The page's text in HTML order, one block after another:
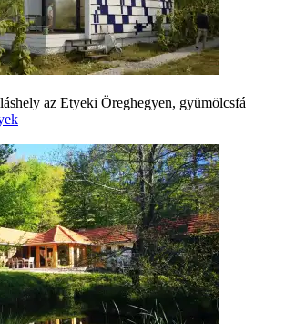
az Etyeki Öreghegyen, gyümölcsfá